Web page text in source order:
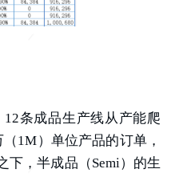
条成品生产线从产能爬
1M）单位产品的订单，
下，半成品（Semi）的生